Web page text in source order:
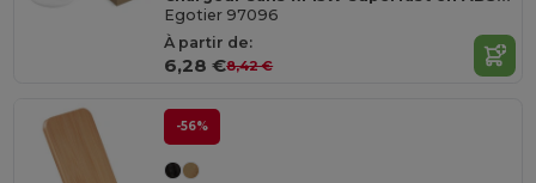
Egotier 97096
À partir de:
6,28 €8,42 €
-56%